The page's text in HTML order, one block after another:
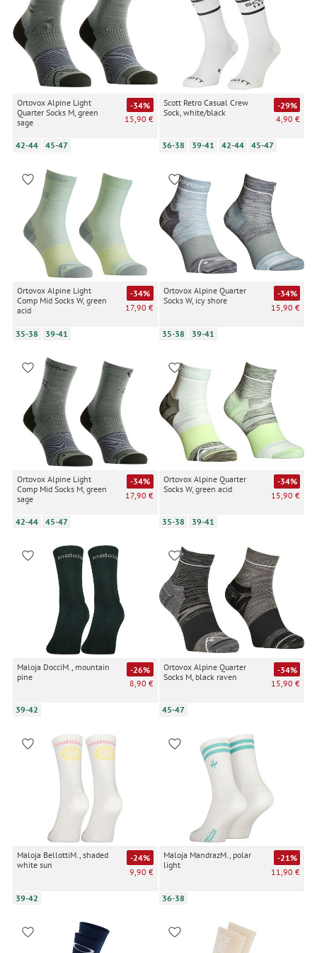
Ortovox Alpine Light
Quarter Socks M, green
sage
-34%
15,90 €
42-44 45-47
Scott Retro Casual Crew
Sock, white/black
-29%
4,90 €
36-38 39-41 42-44 45-47
Ortovox Alpine Light
Comp Mid Socks W, green
acid
-34%
17,90 €
35-38 39-41
Ortovox Alpine Quarter
Socks W, icy shore
-34%
15,90 €
35-38 39-41
Ortovox Alpine Light
Comp Mid Socks M, green
sage
-34%
17,90 €
42-44 45-47
Ortovox Alpine Quarter
Socks W, green acid
-34%
15,90 €
35-38 39-41
Maloja DocciM., mountain
pine
-26%
8,90 €
39-42
Ortovox Alpine Quarter
Socks M, black raven
-34%
15,90 €
45-47
Maloja BellottiM., shaded
white sun
-24%
9,90 €
39-42
Maloja MandrazM., polar
light
-21%
11,90 €
36-38